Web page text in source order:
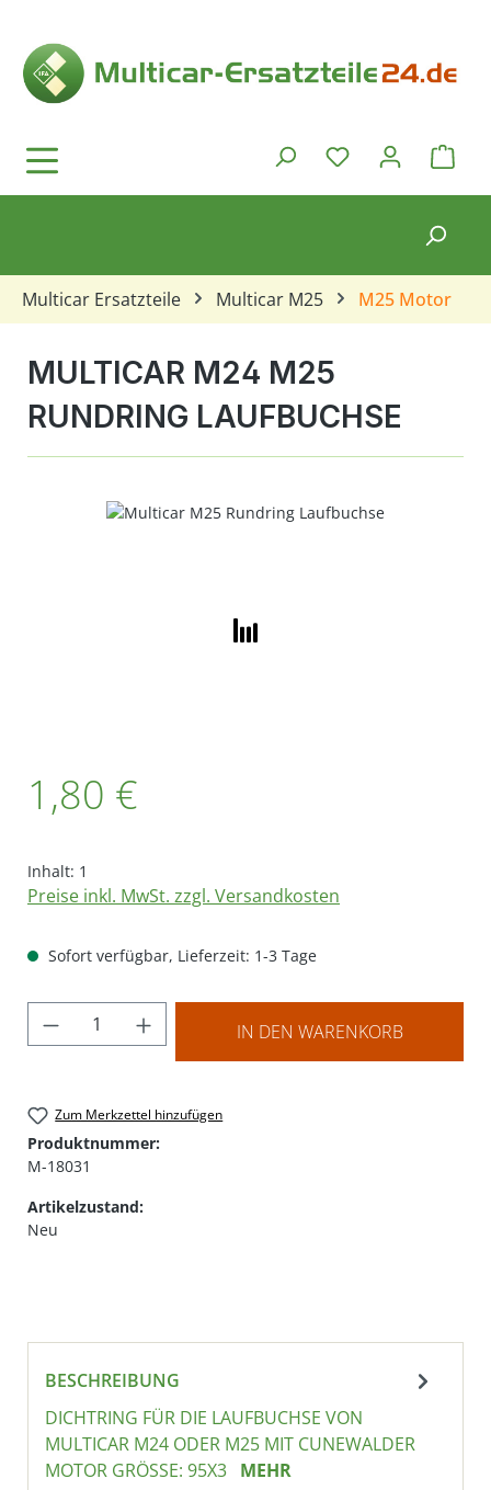
Du hast 0
Multicar Ersatzteile Multicar M25 M25 Motor
MULTICAR M24 M25
RUNDRING LAUFBUCHSE
Bildergalerie überspringen
1,80 €
Inhalt: 1
Preise inkl. MwSt. zzgl. Versandkosten
Sofort verfügbar, Lieferzeit: 1-3 Tage
Produkt Anzahl: Gib den gewünschten
IN DEN WARENKORB
Zum Merkzettel hinzufügen
Produktnummer:
M-18031
Artikelzustand:
Neu
BESCHREIBUNG
DICHTRING FÜR DIE LAUFBUCHSE VON
MULTICAR M24 ODER M25 MIT CUNEWALDER
MOTOR GRÖSSE: 95X3 MEHR